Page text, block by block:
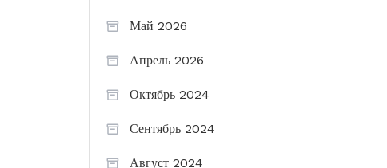
Май 2026
Апрель 2026
Октябрь 2024
Сентябрь 2024
Август 2024